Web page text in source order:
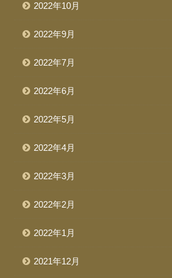
2022年10月
2022年9月
2022年7月
2022年6月
2022年5月
2022年4月
2022年3月
2022年2月
2022年1月
2021年12月